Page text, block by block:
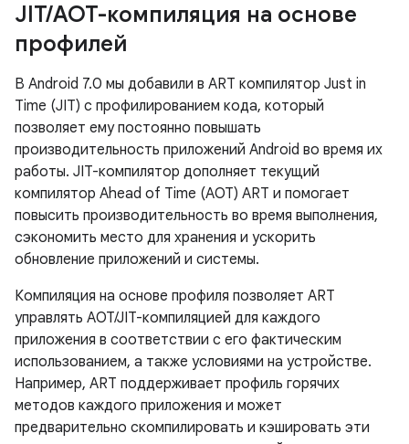
JIT/AOT-компиляция на основе
профилей
В Android 7.0 мы добавили в ART компилятор Just in
Time (JIT) с профилированием кода, который
позволяет ему постоянно повышать
производительность приложений Android во время их
работы. JIT-компилятор дополняет текущий
компилятор Ahead of Time (AOT) ART и помогает
повысить производительность во время выполнения,
сэкономить место для хранения и ускорить
обновление приложений и системы.
Компиляция на основе профиля позволяет ART
управлять AOT/JIT-компиляцией для каждого
приложения в соответствии с его фактическим
использованием, а также условиями на устройстве.
Например, ART поддерживает профиль горячих
методов каждого приложения и может
предварительно скомпилировать и кэшировать эти